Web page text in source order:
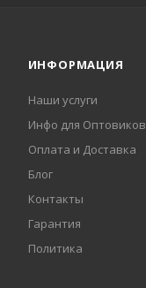
ИНФОРМАЦИЯ
Наши услуги
Инфо для Оптовиков
Оплата и Доставка
Блог
Контакты
Гарантия
Политика